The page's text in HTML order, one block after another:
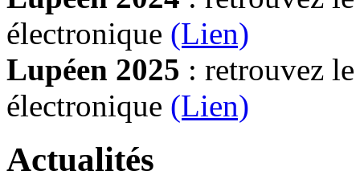
électronique (Lien)
Lupéen 2025 : retrouvez
électronique (Lien)
Actualités